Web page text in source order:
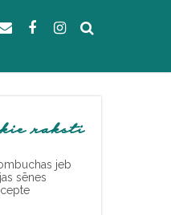
raksti
jeb
sēnes